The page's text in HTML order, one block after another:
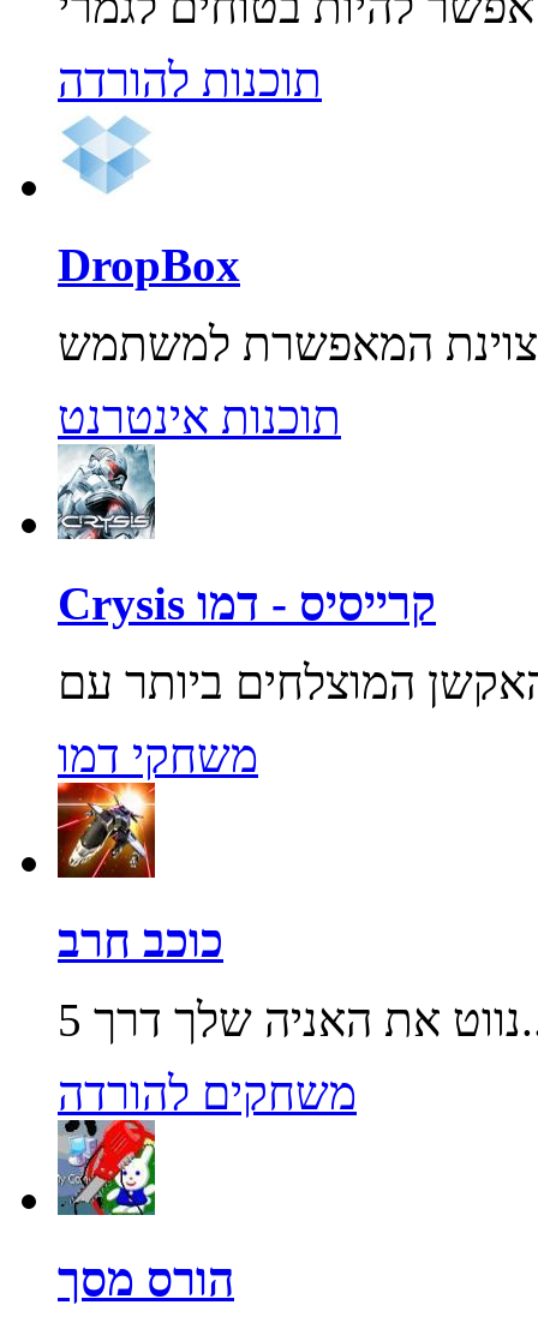
תוכנות להורדה
DropBox
תוכנות אינטרנט
Crysis קרייסיס - דמו
משחקי דמו
כוכב חרב
5...
משחקים להורדה
הורס מסך